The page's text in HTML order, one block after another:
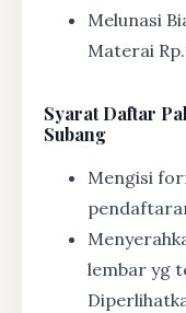
Melunasi
Materai
SyaratDaftar
Subang
Mengisi
lembar yg